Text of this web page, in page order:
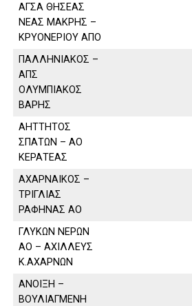
ΑΓΣΑ ΘΗΣΕΑΣ
ΝΕΑΣ ΜΑΚΡΗΣ –
ΚΡΥΟΝΕΡΙΟΥ ΑΠΟ
ΠΑΛΛΗΝΙΑΚΟΣ –
ΑΠΣ
ΟΛΥΜΠΙΑΚΟΣ
ΒΑΡΗΣ
ΑΗΤΤΗΤΟΣ
ΣΠΑΤΩΝ – ΑΟ
ΚΕΡΑΤΕΑΣ
ΑΧΑΡΝΑΙΚΟΣ –
ΤΡΙΓΛΙΑΣ
ΡΑΦΗΝΑΣ ΑΟ
ΓΛΥΚΩΝ ΝΕΡΩΝ
ΑΟ – ΑΧΙΛΛΕΥΣ
Κ.ΑΧΑΡΝΩΝ
ΑΝΟΙΞΗ –
ΒΟΥΛΙΑΓΜΕΝΗ